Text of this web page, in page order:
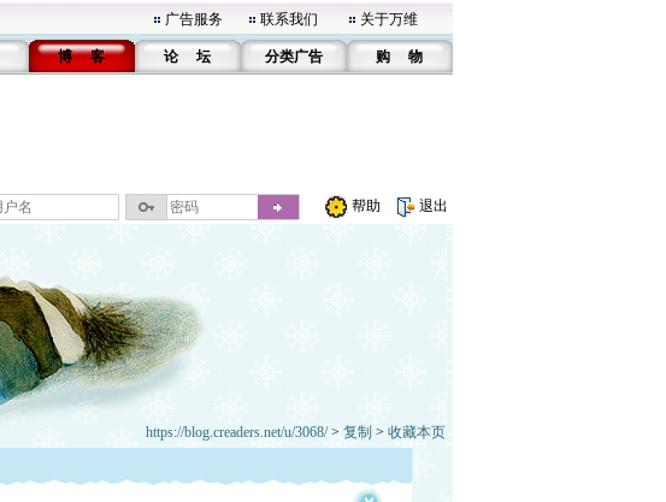
广告服务 联系我们 关于万维
博 客 论 坛 分类广告 购 物
帮助 退出
https://blog.creaders.net/u/3068/> 复制 > 收藏本页